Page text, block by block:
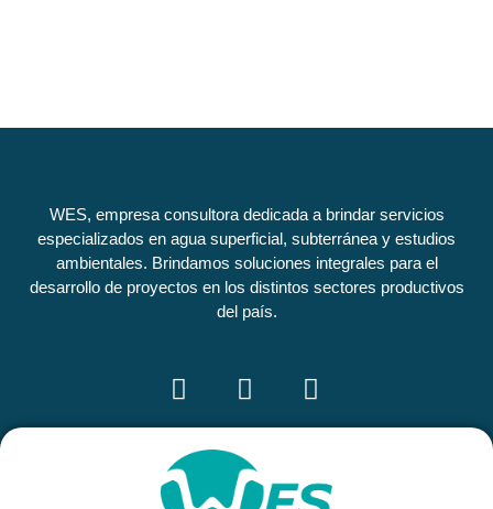
WES, empresa consultora dedicada a brindar servicios
especializados en agua superficial, subterránea y estudios
ambientales. Brindamos soluciones integrales para el
desarrollo de proyectos en los distintos sectores productivos
del país.